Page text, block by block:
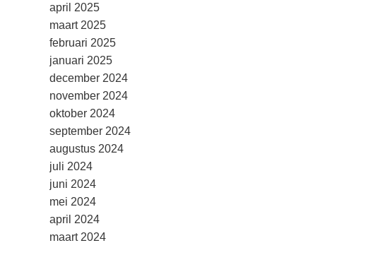
april 2025
maart 2025
februari 2025
januari 2025
december 2024
november 2024
oktober 2024
september 2024
augustus 2024
juli 2024
juni 2024
mei 2024
april 2024
maart 2024